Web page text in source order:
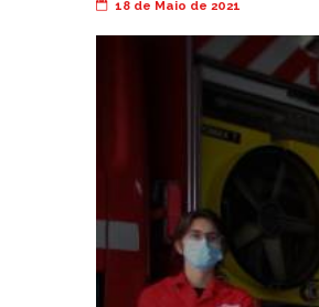
18 de Maio de 2021